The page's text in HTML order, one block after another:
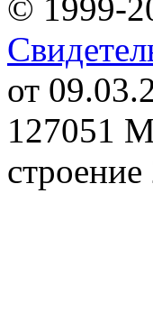
© 1999-
от
127051
строение